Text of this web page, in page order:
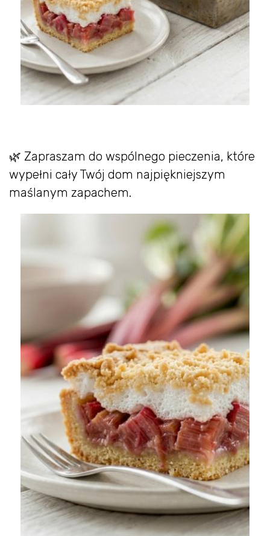
🌿 Zapraszam do wspólnego pieczenia, które
wypełni cały Twój dom najpiękniejszym
maślanym zapachem.